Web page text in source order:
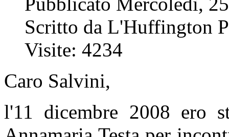
Scritto da L'Huffington
Visite: 4234
Caro Salvini,
l'11 dicembre 2008 ero